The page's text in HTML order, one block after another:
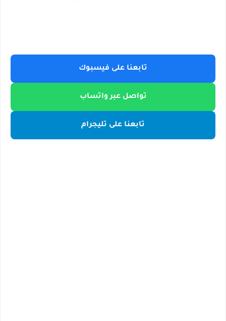
تابعنا على فيسبوك
تواصل عبر واتساب
تابعنا على تليجرام